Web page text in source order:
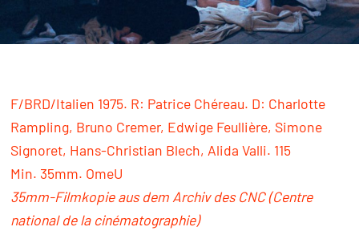
F/BRD/Italien 1975. R: Patrice Chéreau. D: Charlotte
Rampling, Bruno Cremer, Edwige Feullière, Simone
Signoret, Hans-Christian Blech, Alida Valli. 115
Min. 35mm. OmeU
35mm-Filmkopie aus dem Archiv des CNC(Centre
national de la cinématographie)